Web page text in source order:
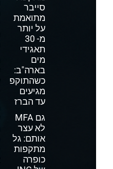
סייבר
מתואמת
על יותר
מ- 30
תאגידי
מים
בארה"ב:
כשהתוקפים
מגיעים
עד הברז
גם MFA
לא עצר
אותם: גל
מתקפות
כופרה